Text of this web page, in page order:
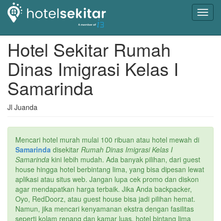
Hotel Sekitar Rumah
Dinas Imigrasi Kelas I
Samarinda
Jl Juanda
Mencari hotel murah mulai 100 ribuan atau hotel mewah di
Samarinda disekitar Rumah Dinas Imigrasi Kelas I
Samarinda kini lebih mudah. Ada banyak pilihan, dari guest
house hingga hotel berbintang lima, yang bisa dipesan lewat
aplikasi atau situs web. Jangan lupa cek promo dan diskon
agar mendapatkan harga terbaik. Jika Anda backpacker,
Oyo, RedDoorz, atau guest house bisa jadi pilihan hemat.
Namun, jika mencari kenyamanan ekstra dengan fasilitas
seperti kolam renang dan kamar luas, hotel bintang lima